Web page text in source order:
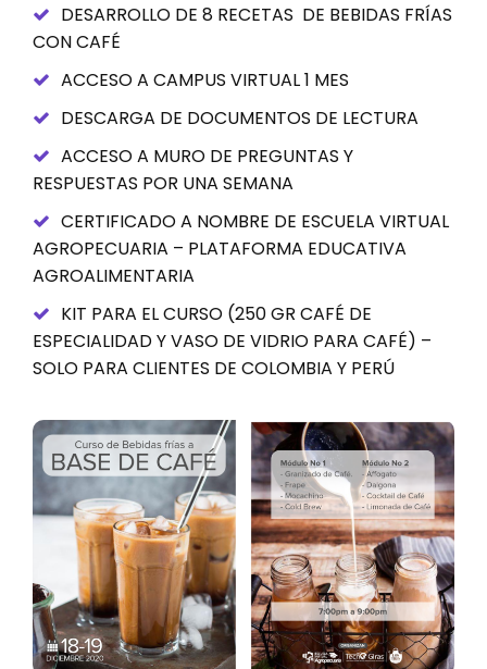
DESARROLLO DE 8 RECETAS DE BEBIDAS FRÍAS
CON CAFÉ
ACCESO A CAMPUS VIRTUAL 1 MES
DESCARGA DE DOCUMENTOS DE LECTURA
ACCESO A MURO DE PREGUNTAS Y
RESPUESTAS POR UNA SEMANA
CERTIFICADO A NOMBRE DE ESCUELA VIRTUAL
AGROPECUARIA – PLATAFORMA EDUCATIVA
AGROALIMENTARIA
KIT PARA EL CURSO (250 GR CAFÉ DE
ESPECIALIDAD Y VASO DE VIDRIO PARA CAFÉ) –
SOLO PARA CLIENTES DE COLOMBIA Y PERÚ